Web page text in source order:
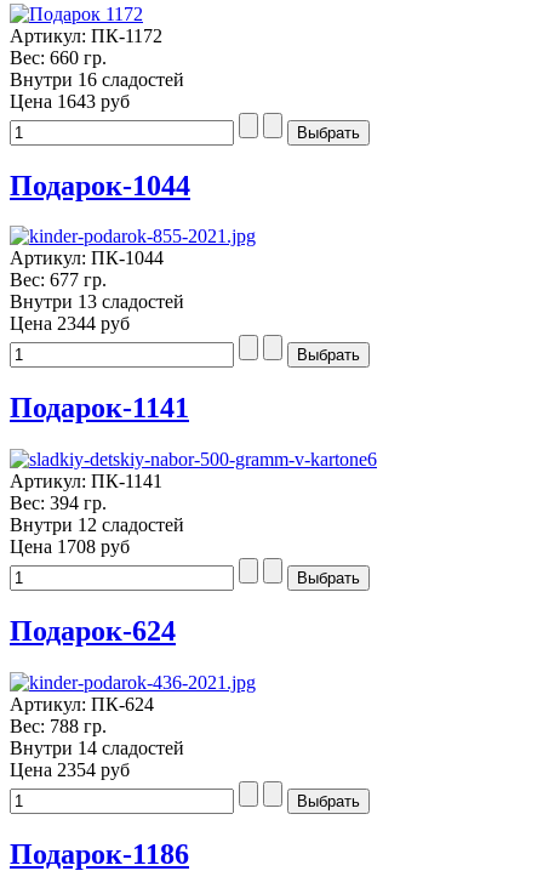
Артикул: ПК-1172
Вес: 660 гр.
Внутри 16 сладостей
Цена 1643 руб
Подарок-1044
Артикул: ПК-1044
Вес: 677 гр.
Внутри 13 сладостей
Цена 2344 руб
Подарок-1141
Артикул: ПК-1141
Вес: 394 гр.
Внутри 12 сладостей
Цена 1708 руб
Подарок-624
Артикул: ПК-624
Вес: 788 гр.
Внутри 14 сладостей
Цена 2354 руб
Подарок-1186